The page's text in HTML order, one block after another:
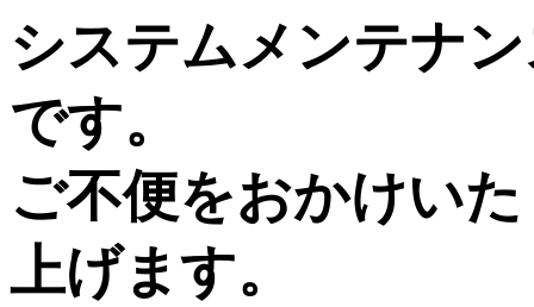
システムメンテナ
です。
ご不便をおかけい
上げます。